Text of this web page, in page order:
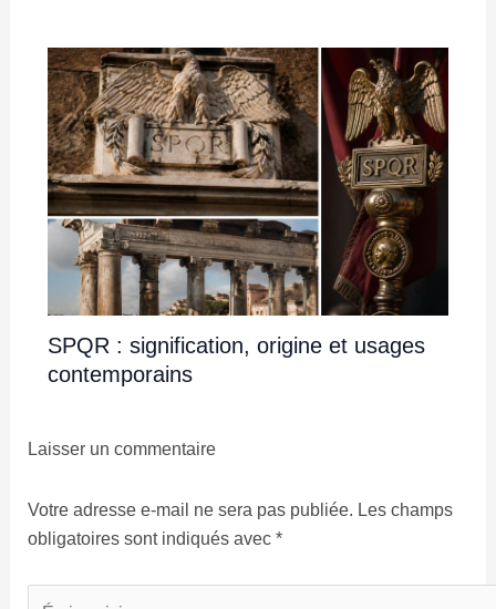
SPQR : signification, origine et usages
contemporains
Laisser un commentaire
Votre adresse e-mail ne sera pas publiée. Les champs
obligatoires sont indiqués avec *